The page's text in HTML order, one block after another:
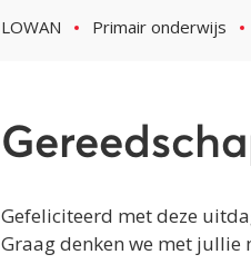
LOWAN Primair onderwijs
Gefeliciteerd met deze
Graag denken we met jullie